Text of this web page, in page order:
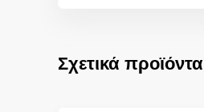
Σχετικά προϊόντα